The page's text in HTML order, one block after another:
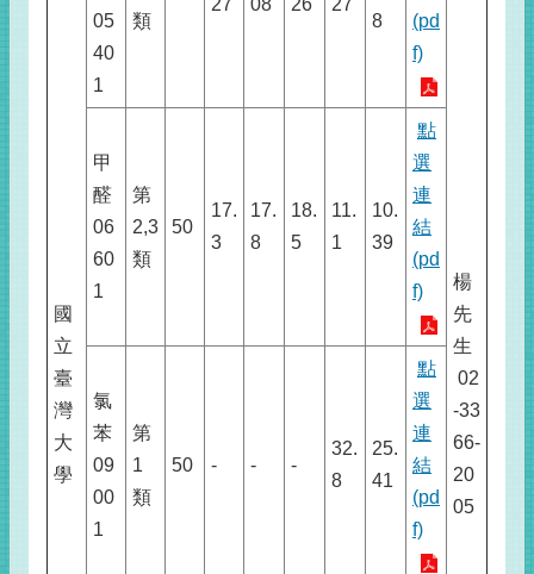
國
立
臺
灣
大
學
楊
先
生
02
-33
66-
20
05
05
40
1
類
27
08
26
27
8
(pd
f)
甲
醛
06
60
1
第
2,3
類
50
17.
3
17.
8
18.
5
11.
1
10.
39
點
選
連
結
(pd
f)
氯
苯
09
00
1
第
1
類
50 - - -
32.
8
25.
41
點
選
連
結
(pd
f)